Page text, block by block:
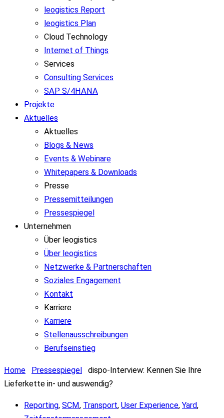
leogistics Report
leogistics Plan
Cloud Technology
Internet of Things
Services
Consulting Services
SAP S/4HANA
Projekte
Aktuelles
Aktuelles
Blogs & News
Events & Webinare
Whitepapers & Downloads
Presse
Pressemitteilungen
Pressespiegel
Unternehmen
Über leogistics
Über leogistics
Netzwerke & Partnerschaften
Soziales Engagement
Kontakt
Karriere
Karriere
Stellenausschreibungen
Berufseinstieg
Home Pressespiegel
dispo-Interview: Kennen Sie Ihre
Lieferkette in- und auswendig?
Reporting, SCM, Transport, User Experience,Yard,